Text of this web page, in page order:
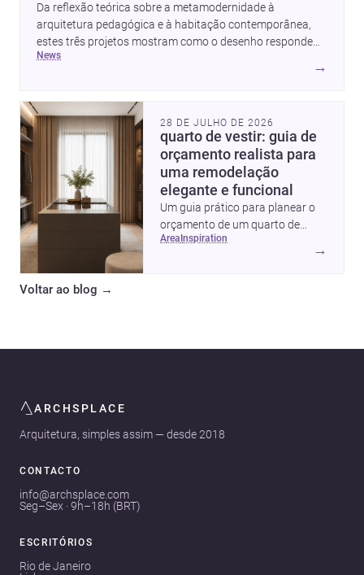
Da reflexão teórica sobre a metamodernidade à
arquitetura pedagógica e à habitação contemporânea,
estes três projetos mostram como o desenho responde
hoje a emoção, uso e contexto. Para arquitetos, são
pistas valiosas sobre como criar espaços mais humanos,
news
→
28 DE JULHO DE 2026
quarto de vestir: guia de
orçamento realista para
uma remodelação
elegante e funcional
Um guia prático para planear o
orçamento de um quarto de
vestir em Portugal, com
area inspiration
→
Voltar ao blog →
ARCHSPLACE
Arquitetura, simples assim — desde 2018
CONTACTO
info@archsplace.com
Seg–Sex · 9h–18h (BRT)
ESCRITÓRIOS
Rio de Janeiro